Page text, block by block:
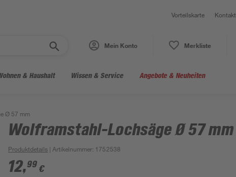
Vorteilskarte Kontakt
Mein Konto Merkliste
& Haushalt Wissen & Service Angebote & Neuheiten
Ø 57 mm
Wolframstahl-Lochsäge Ø 57 mm
Produktdetails | Artikelnummer: 1752538
12,99 €